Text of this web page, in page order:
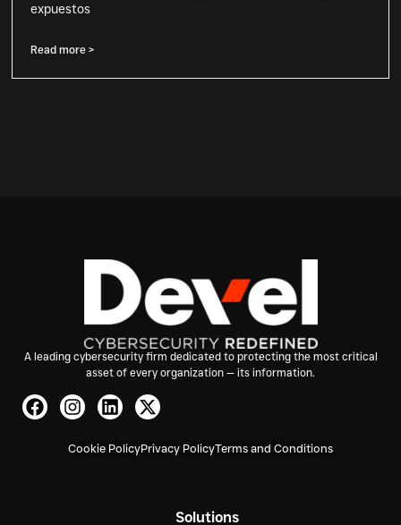
expuestos
Read more >
A leading cybersecurity firm dedicated to protecting the most critical
asset of every organization — its information.
Cookie PolicyPrivacy PolicyTerms and Conditions
Solutions